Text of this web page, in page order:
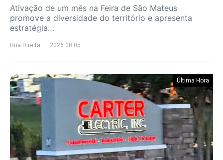
Ativação de um mês na Feira de São Mateus
promove a diversidade do território e apresenta
estratégia…
Rua Direita 2026.08.05
Última Hora